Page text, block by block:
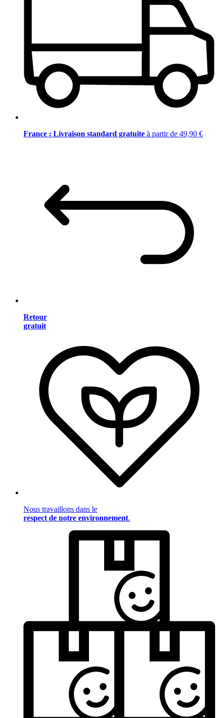
France : Livraison standard gratuite à partir de 49,90 €
Retour
gratuit
Nous travaillons dans le
respect de notre environnement.